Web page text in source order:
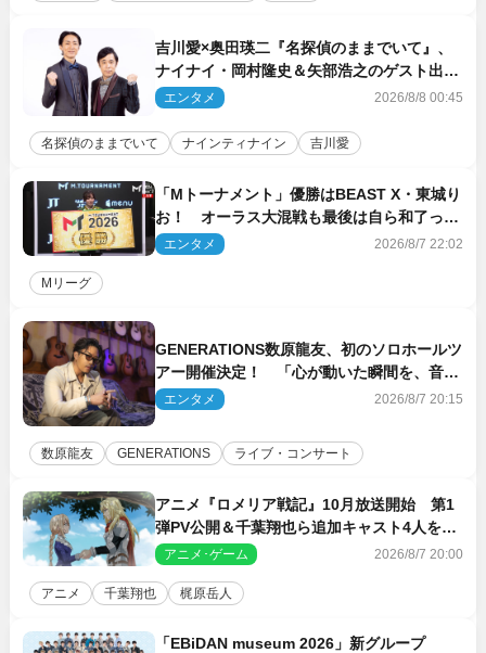
吉川愛×奥田瑛二『名探偵のままでいて』、
ナイナイ・岡村隆史＆矢部浩之のゲスト出演
が決定！
エンタメ 2026/8/8 00:45
名探偵のままでいて ナインティナイン 吉川愛
「Mトーナメント」優勝はBEAST X・東城り
お！ オーラス大混戦も最後は自ら和了って
幕引き
エンタメ 2026/8/7 22:02
Mリーグ
GENERATIONS数原龍友、初のソロホールツ
アー開催決定！ 「心が動いた瞬間を、音に
乗せてお届けできれば」
エンタメ 2026/8/7 20:15
数原龍友 GENERATIONS ライブ・コンサート
アニメ『ロメリア戦記』10月放送開始 第1
弾PV公開＆千葉翔也ら追加キャスト4人を発
表アニメ･ゲーム 2026/8/7 20:00
アニメ 千葉翔也 梶原岳人
「EBiDAN museum 2026」新グループ